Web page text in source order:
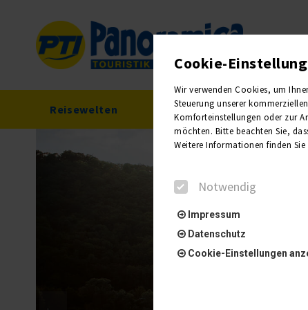
Reisewelten Reisekalender
Cookie-
Wir verwenden Cookies, um
Steuerung unserer
Komforteinstellungen oder zur
möchten. Bitte beachten Sie,
Weitere Informationen finden
Notwendig
Impressum
Datenschutz
Cookie-Einstellungen